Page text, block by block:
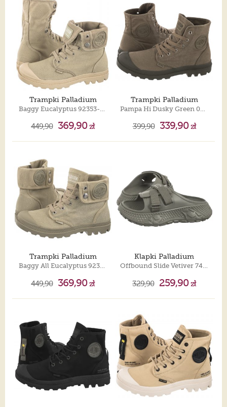
Trampki Palladium
449,90 369,90zł
Trampki Palladium
Pampa Hi Dusky Green 02352-308-M
399,90 339,90zł
Trampki Palladium
Baggy All Eucalyptus 92353-365-M
449,90 369,90zł
Klapki Palladium
Offbound Slide Vetiver 74480-339-M
329,90 259,90zł